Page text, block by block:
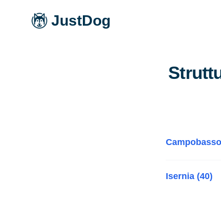
JustDog
Isernia (40)